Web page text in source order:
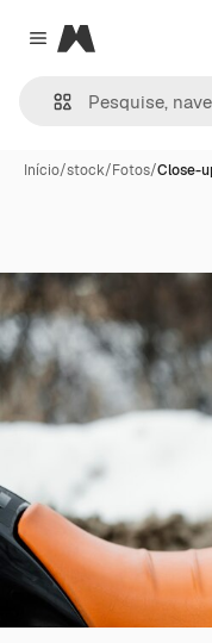
Close menu
Magnific
Início/stock/Fotos/Close-